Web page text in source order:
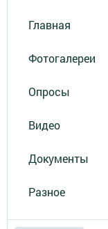
Главная
Фотогалереи
Опросы
Видео
Документы
Разное